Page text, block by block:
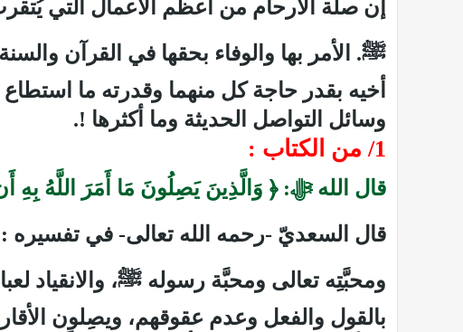
إن صلة الأرحام من أعظم الأعمال التي
ﷺ. الأمر بها والوفاء بحقها في القرآن
أخيه بقدر حاجة كل منهما وقدرته ما
وسائل التواصل الحديثة وما أكثرها !.
1/ من الكتاب :
قال الله ﷻ: ﴿ وَالَّذِينَ يَصِلُونَ مَا أَمَرَ اللَّهُ
قال السعديّ -رحمه الله تعالى- في تفسيره :
ومحبَّتِه تعالى ومحبَّة رسوله ﷺ، والانقياد
بالقول والفعل وعدم عقوقهم، ويصِلون